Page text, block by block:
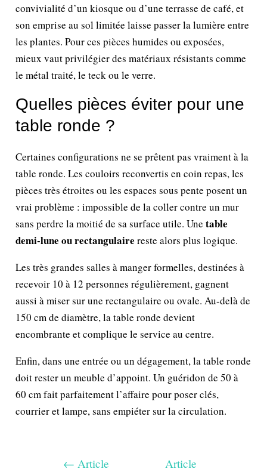
convivialité d’un kiosque ou d’une terrasse de café, et
son emprise au sol limitée laisse passer la lumière entre
les plantes. Pour ces pièces humides ou exposées,
mieux vaut privilégier des matériaux résistants comme
le métal traité, le teck ou le verre.
Quelles pièces éviter pour une
table ronde ?
Certaines configurations ne se prêtent pas vraiment à la
table ronde. Les couloirs reconvertis en coin repas, les
pièces très étroites ou les espaces sous pente posent un
vrai problème : impossible de la coller contre un mur
sans perdre la moitié de sa surface utile. Unetable
demi-lune ou rectangulaire reste alors plus logique.
Les très grandes salles à manger formelles, destinées à
recevoir 10 à 12 personnes régulièrement, gagnent
aussi à miser sur une rectangulaire ou ovale. Au-delà de
150 cm de diamètre, la table ronde devient
encombrante et complique le service au centre.
Enfin, dans une entrée ou un dégagement, la table ronde
doit rester un meuble d’appoint. Un guéridon de 50 à
60 cm fait parfaitement l’affaire pour poser clés,
courrier et lampe, sans empiéter sur la circulation.
← Article
Article